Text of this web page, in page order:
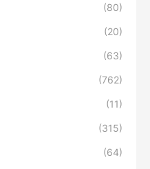
(80)
(20)
(63)
(762)
(11)
(315)
(64)